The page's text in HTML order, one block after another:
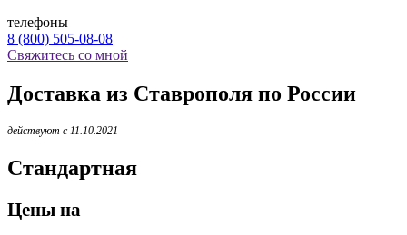
телефоны
8 (800) 505-08-08
Свяжитесь со мной
Доставка из Ставрополя по России
действуют с 11.10.2021
Стандартная
Цены на